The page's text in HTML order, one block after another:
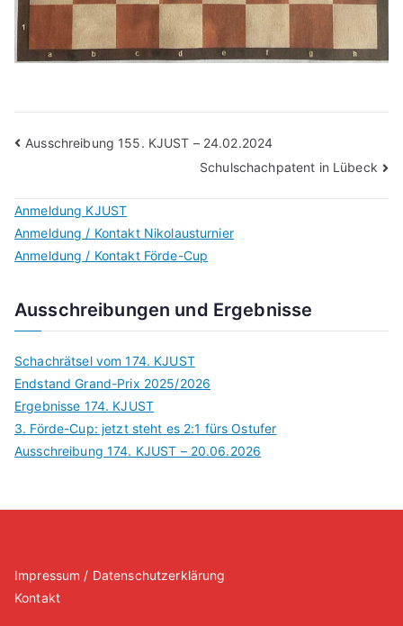
Beitragsnavigation
Ausschreibung 155. KJUST – 24.02.2024
Schulschachpatent in Lübeck
Anmeldung KJUST
Anmeldung / Kontakt Nikolausturnier
Anmeldung / Kontakt Förde-Cup
Ausschreibungen und Ergebnisse
Schachrätsel vom 174. KJUST
Endstand Grand-Prix 2025/2026
Ergebnisse 174. KJUST
3. Förde-Cup: jetzt steht es 2:1 fürs Ostufer
Ausschreibung 174. KJUST – 20.06.2026
Impressum / Datenschutzerklärung
Kontakt